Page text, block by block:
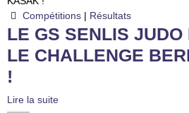
Compétitions| Résultats
LE GS SENLIS JUDO
LE CHALLENGE
!
Lire la suite